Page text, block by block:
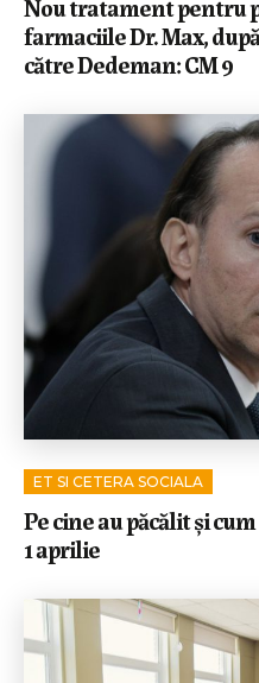
farmaciile Dr. Max,
către Dedeman: CM 9
ET SI CETERA SOCIALA
Pe cine au păcălit și
1 aprilie